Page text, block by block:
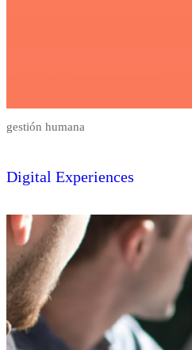
gestión humana
Digital Experiences